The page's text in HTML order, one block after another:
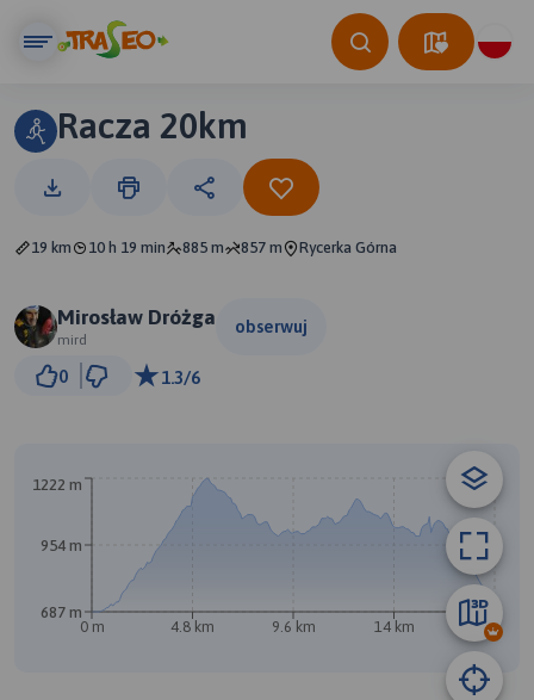
Racza 20km
19 km 10 h 19 min 885 m 857 m Rycerka Górna
Mirosław Dróżga
mird
obserwuj
0 1.3/6
0 m 4.8 km 9.6 km 14 km 19 km
687 m
954 m
1222 m